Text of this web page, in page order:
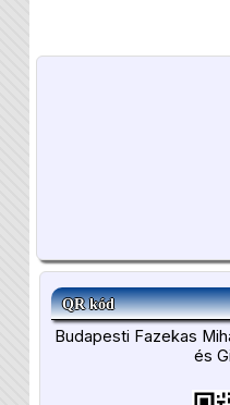
QR kód
Budapesti Fazekas
és